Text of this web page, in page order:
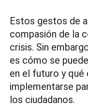
Estos gestos de
compasión de la
crisis. Sin
es cómo se
en el futuro y qué
implementarse
los ciudadanos.